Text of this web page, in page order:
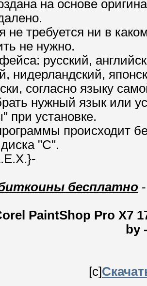
на основе
не требуется ни в
не нужно.
русский,
нидерландский,
согласно языку
нужный язык или
при установке.
происходит
"C".
бесплатно
PaintShop Pro X7
by
[c]